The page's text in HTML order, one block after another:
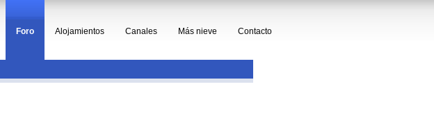
Foro Alojamientos Canales Más nieve Contacto